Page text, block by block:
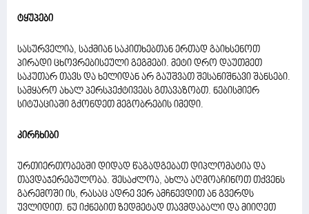
ტყუპები
სასურველია, საქმიან საკითხებთან ერთად გაიხსენოთ
პირადი ცხოვრებისეული გეგმები. მეტი დრო დაუთმეთ
საკუთარ თავს და ხელიდან არ გაუშვათ შესანიშნავი შანსები.
სამყარო ახალ პერსპექტივებს გთავაზობთ. ნებისმიერ
სიტუაციაში გქონდეთ მეგობრების იმედი.
კირჩხიბი
ურთიერთობებში დიდად წაგადგებათ დიპლომატია და
თავდაჯერებულობა. შესაძლოა, ახლა აღმოაჩინოთ თქვენს
გარემოში ის, რასაც ადრე ვერ ამჩნევდით ან გვერდს
უვლიდით. ნუ იქნებით ზედმეტად თავმდაბალი და მიიღეთ